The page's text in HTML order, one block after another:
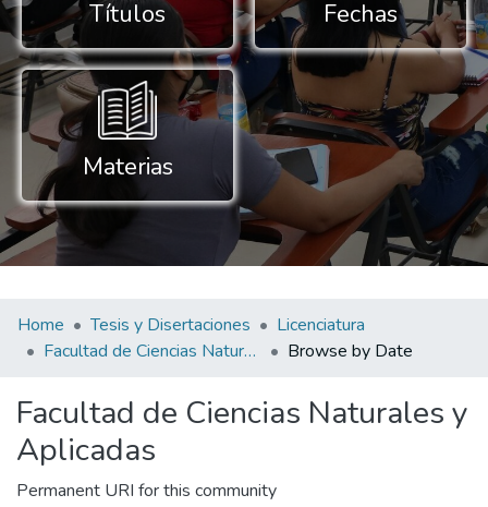
Títulos Fechas
Materias
Home Tesis y Disertaciones
Licenciatura
Facultad de Ciencias Naturales y Aplicadas
Browse by Date
Facultad de Ciencias Naturales y
Aplicadas
Permanent URI for this community